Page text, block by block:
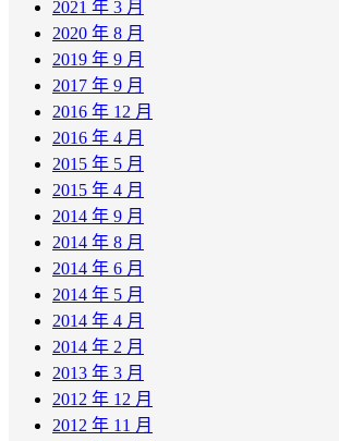
2021 年 3 月
2020 年 8 月
2019 年 9 月
2017 年 9 月
2016 年 12 月
2016 年 4 月
2015 年 5 月
2015 年 4 月
2014 年 9 月
2014 年 8 月
2014 年 6 月
2014 年 5 月
2014 年 4 月
2014 年 2 月
2013 年 3 月
2012 年 12 月
2012 年 11 月